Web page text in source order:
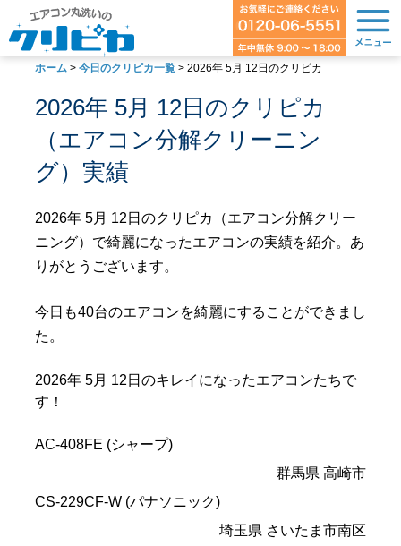
ホーム > 今日のクリピカ一覧 > 2026年 5月 12日のクリピカ
2026年 5月 12日のクリピカ
（エアコン分解クリーニン
グ）実績
2026年 5月 12日のクリピカ（エアコン分解クリー
ニング）で綺麗になったエアコンの実績を紹介。あ
りがとうございます。
今日も40台のエアコンを綺麗にすることができまし
た。
2026年 5月 12日のキレイになったエアコンたちで
す！
AC-408FE (シャープ)
群馬県 高崎市
CS-229CF-W (パナソニック)
埼玉県 さいたま市南区